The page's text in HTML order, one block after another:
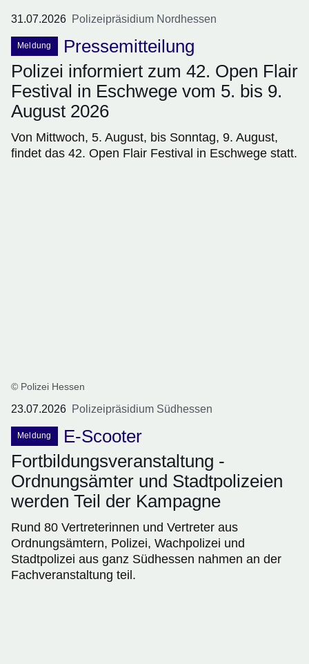
31.07.2026 Polizeipräsidium Nordhessen
Meldung
Pressemitteilung
Polizei informiert zum 42. Open Flair
Festival in Eschwege vom 5. bis 9.
August 2026
Von Mittwoch, 5. August, bis Sonntag, 9. August,
findet das 42. Open Flair Festival in Eschwege statt.
© Polizei Hessen
23.07.2026 Polizeipräsidium Südhessen
Meldung
E-Scooter
Fortbildungsveranstaltung -
Ordnungsämter und Stadtpolizeien
werden Teil der Kampagne
Rund 80 Vertreterinnen und Vertreter aus
Ordnungsämtern, Polizei, Wachpolizei und
Stadtpolizei aus ganz Südhessen nahmen an der
Fachveranstaltung teil.